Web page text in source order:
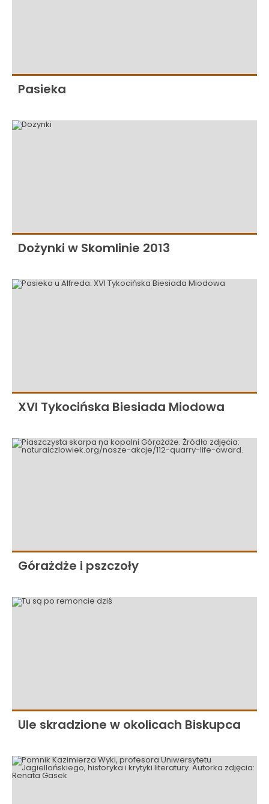
Pasieka
Dożynki w Skomlinie 2013
XVI Tykocińska Biesiada Miodowa
Górażdże i pszczoły
Ule skradzione w okolicach Biskupca